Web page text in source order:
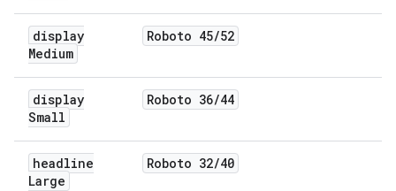
display
Medium
Roboto 45/52
display
Small
Roboto 36/44
headline
Large
Roboto 32/40